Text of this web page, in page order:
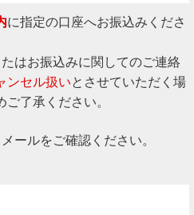
に指定の口座へお振込みくださ
はお振込みに関してのご連絡
ンセル扱いとさせていただく場
了承ください。
ールをご確認ください。